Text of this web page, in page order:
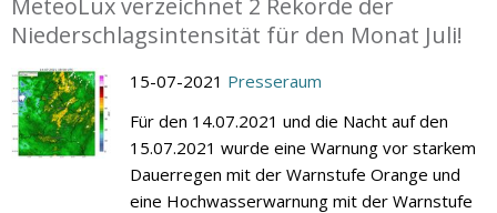
Niederschlagsintensität für den Monat Juli!
15-07-2021 Presseraum
Für den 14.07.2021 und die Nacht auf den
15.07.2021 wurde eine Warnung vor starkem
Dauerregen mit der Warnstufe Orange und
eine Hochwasserwarnung mit der Warnstufe